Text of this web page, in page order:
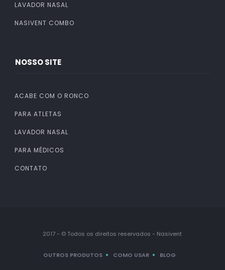
LAVADOR NASAL
NASIVENT COMBO
NOSSO SITE
ACABE COM O RONCO
PARA ATLETAS
LAVADOR NASAL
PARA MÉDICOS
CONTATO
2017 - © Todos os direitos reservados - Nasivent
OUTROS PRODUTOS COMO USAR BLOG